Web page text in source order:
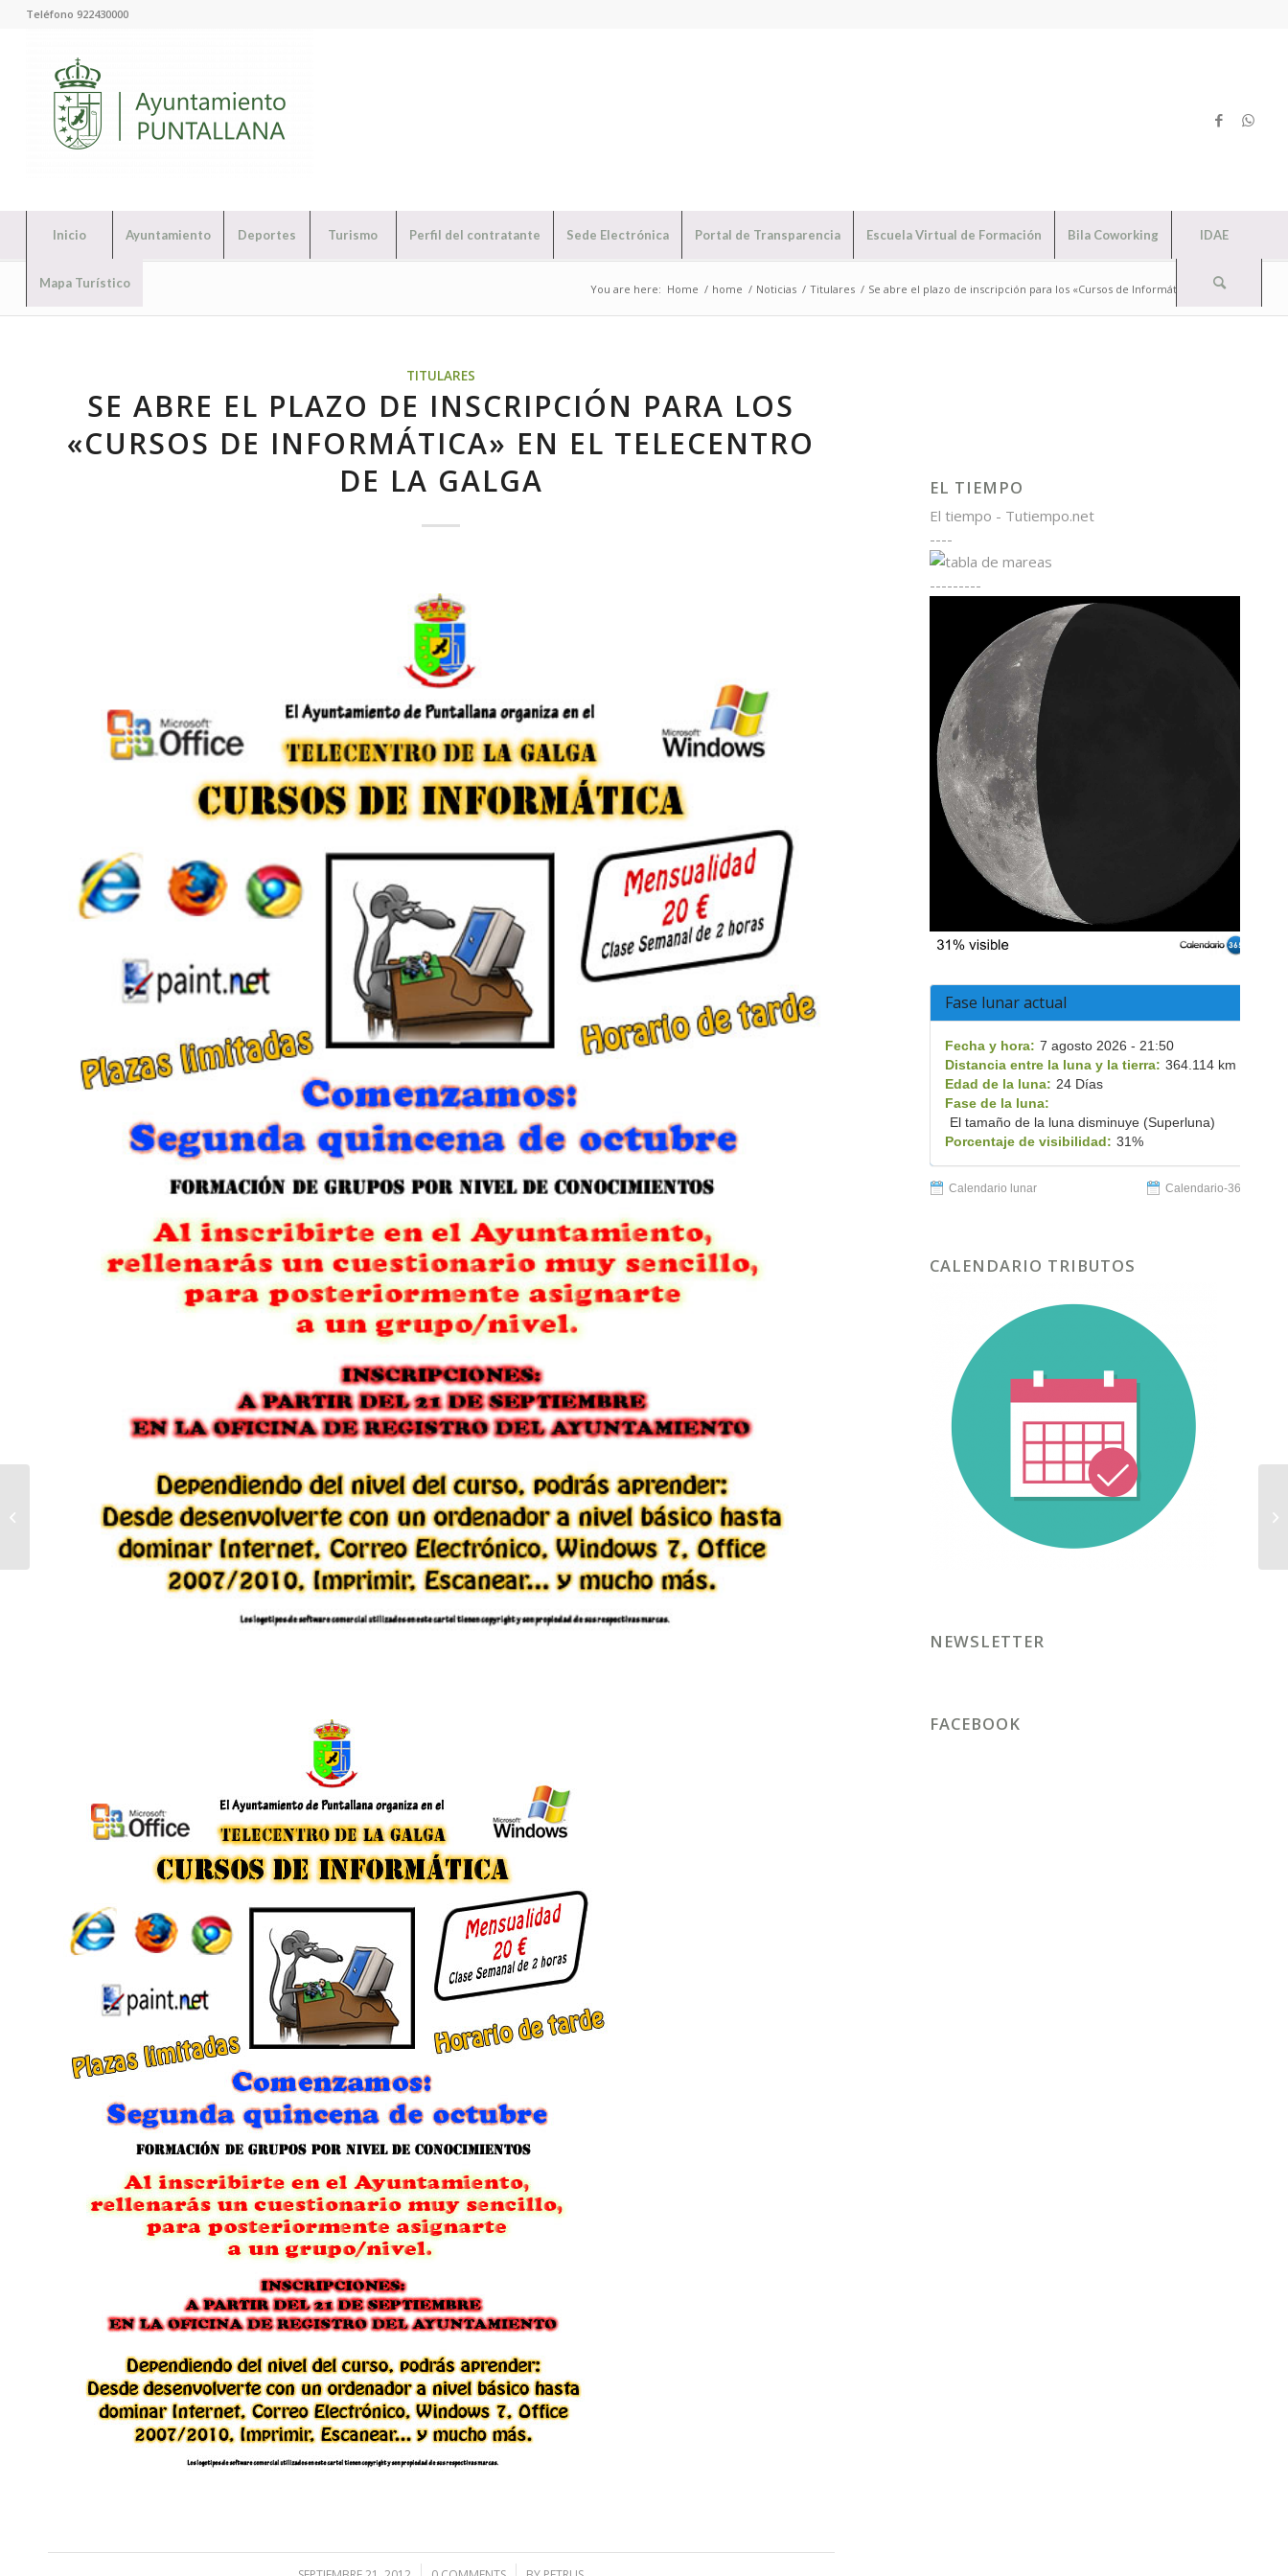
Teléfono 922430000
Inicio Ayuntamiento Deportes Turismo Perfil del contratante Sede Electrónica Portal de Transparencia Escuela Virtual de Formación Bila Coworking IDAE
Mapa Turístico You are here: Home / home / Noticias / Titulares / Se abre el plazo de inscripción para los «Cursos de Informática» en el ...
TITULARES
SE ABRE EL PLAZO DE INSCRIPCIÓN PARA LOS
«CURSOS DE INFORMÁTICA» EN EL TELECENTRO
DE LA GALGA
EL TIEMPO
El tiempo - Tutiempo.net
----
---------
Fase lunar actual
Fecha y hora: 7 agosto 2026 - 21:50
Distancia entre la luna y la tierra: 364.114 km
Edad de la luna: 24 Días
Fase de la luna:
El tamaño de la luna disminuye (Superluna)
Porcentaje de visibilidad: 31%
Calendario lunar Calendario-365.es
CALENDARIO TRIBUTOS
NEWSLETTER
FACEBOOK
La Escuela de Adultos
abre su matrícula para
el curso 2012 / 2013.